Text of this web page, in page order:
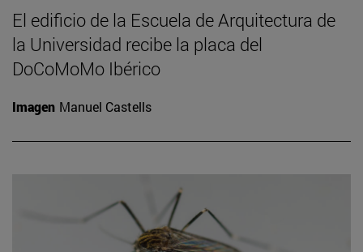
El edificio de la Escuela de Arquitectura de
la Universidad recibe la placa del
DoCoMoMo Ibérico
Imagen Manuel Castells